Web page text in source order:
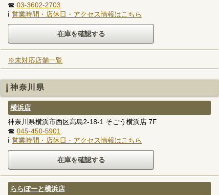
☎ 03-3602-2703
ℹ 営業時間・店休日・アクセス情報はこちら
※未対応店舗一覧
神奈川県
横浜店
神奈川県横浜市西区高島2-18-1 そごう横浜店 7F
☎ 045-450-5901
ℹ 営業時間・店休日・アクセス情報はこちら
ららぽーと横浜店